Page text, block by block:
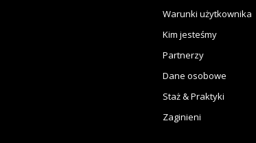
Warunki użytkownika
Kim jesteśmy
Partnerzy
Dane osobowe
Staż & Praktyki
Zaginieni